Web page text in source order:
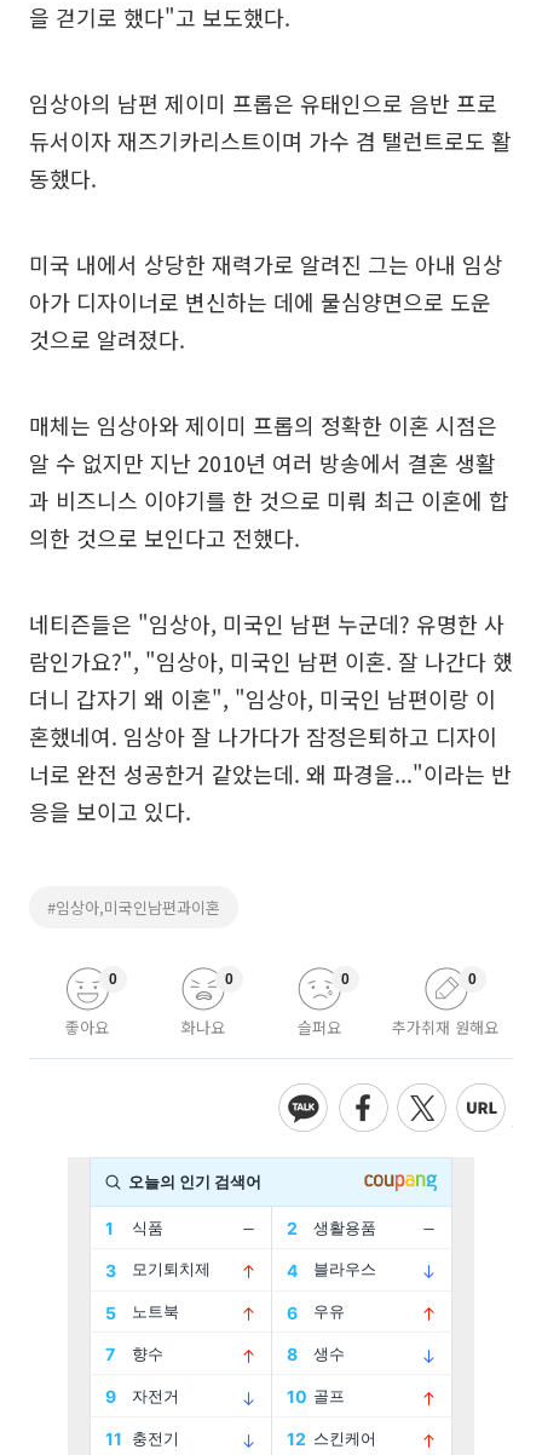
을 걷기로 했다"고 보도했다.
임상아의 남편 제이미 프롭은 유태인으로 음반 프로
듀서이자 재즈기카리스트이며 가수 겸 탤런트로도 활
동했다.
미국 내에서 상당한 재력가로 알려진 그는 아내 임상
아가 디자이너로 변신하는 데에 물심양면으로 도운
것으로 알려졌다.
매체는 임상아와 제이미 프롭의 정확한 이혼 시점은
알 수 없지만 지난 2010년 여러 방송에서 결혼 생활
과 비즈니스 이야기를 한 것으로 미뤄 최근 이혼에 합
의한 것으로 보인다고 전했다.
네티즌들은 "임상아, 미국인 남편 누군데? 유명한 사
람인가요?", "임상아, 미국인 남편 이혼. 잘 나간다 헀
더니 갑자기 왜 이혼", "임상아, 미국인 남편이랑 이
혼했네여. 임상아 잘 나가다가 잠정은퇴하고 디자이
너로 완전 성공한거 같았는데. 왜 파경을..."이라는 반
응을 보이고 있다.
#임상아,미국인남편과이혼
좋아요
0
화나요
0
슬퍼요
0
추가취재 원해요
0